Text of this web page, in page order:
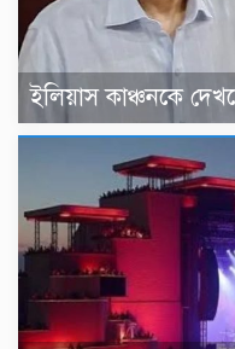
ইলিয়াস কাঞ্চনকে